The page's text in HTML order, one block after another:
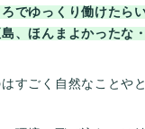
でゆっくり働けたら
、ほんまよかったな
すごく自然なことや